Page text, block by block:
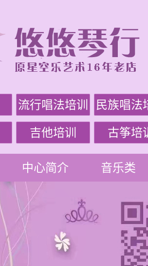
流行唱法培训 民族唱法
吉他培训 古筝培
中心简介 音乐类